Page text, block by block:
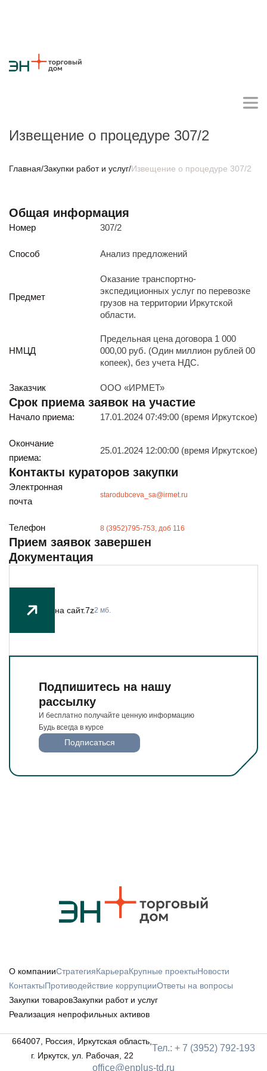
О компании
Стратегия
Карьера Крупные проекты
Противодействие коррупции
Закупки работ и услуг
Реализация непрофильных активов
Иркутск
ул. Рабочая, 22
тел.: + 7 (3952) 792-193
Режим работы (UTC+8)
с 8:00 до 17:15
Перерыв на обед с 12 до 13 часов
И бесплатно получайте ценную информацию
Будьте всегда в курсе
Извещение о процедуре 307/2
Главная/Закупки работ и услуг/Извещение о процедуре 307/2
Общая информация
Номер 307/2
Способ Анализ предложений
Предмет
Оказание транспортно-
экспедиционных услуг по перевозке
грузов на территории Иркутской
области.
НМЦД
Предельная цена договора 1 000
000,00 руб. (Один миллион рублей 00
копеек), без учета НДС.
Заказчик ООО «ИРМЕТ»
Срок приема заявок на участие
Начало приема: 17.01.2024 07:49:00 (время Иркутское)
Окончание
приема:
25.01.2024 12:00:00 (время Иркутское)
Контакты кураторов закупки
Электронная
почта
starodubceva_sa@irmet.ru
Телефон 8 (3952)795-753, доб 116
Прием заявок завершен
Документация
на сайт.7z2 мб.
Подпишитесь на нашу
рассылку
И бесплатно получайте ценную информацию
Будь всегда в курсе
Подписаться
О компанииСтратегияКарьераКрупные проектыНовости
КонтактыПротиводействие коррупцииОтветы на вопросы
Закупки товаровЗакупки работ и услуг
Реализация непрофильных активов
664007, Россия, Иркутская область,
г. Иркутск, ул. Рабочая, 22
Тел.: + 7 (3952) 792-193
office@enplus-td.ru